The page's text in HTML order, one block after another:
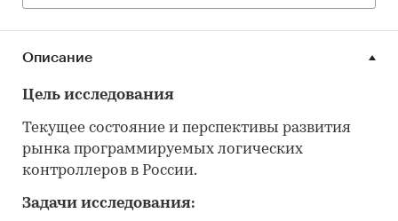
Описание
Цель исследования
Текущее состояние и перспективы развития
рынка программируемых логических
контроллеров в России.
Задачи исследования: